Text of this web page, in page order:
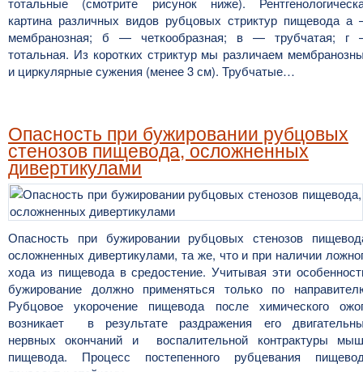
картина различных видов рубцовых стриктур пищевода
мембранозная; б — четкообразная; в — трубчатая; г
тотальная. Из коротких стриктур мы различаем
и циркулярные сужения (менее 3 см). Трубчатые…
Опасность при бужировании рубцовых
стенозов пищевода, осложненных
дивертикулами
Опасность при бужировании рубцовых стенозов
осложненных дивертикулами, та же, что и при наличии
хода из пищевода в средостение. Учитывая эти
бужирование должно применяться только по
Рубцовое укорочение пищевода после химического
возникает в результате раздражения его
нервных окончаний и воспалительной контрактуры
пищевода. Процесс постепенного рубцевания